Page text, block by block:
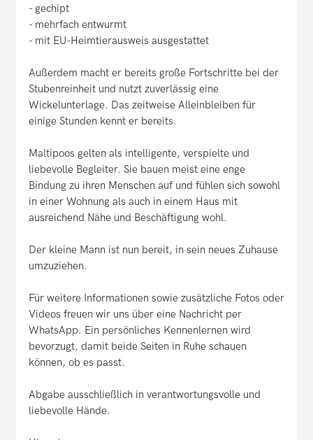
- gechipt
- mehrfach entwurmt
- mit EU-Heimtierausweis ausgestattet
Außerdem macht er bereits große Fortschritte bei der
Stubenreinheit und nutzt zuverlässig eine
Wickelunterlage. Das zeitweise Alleinbleiben für
einige Stunden kennt er bereits.
Maltipoos gelten als intelligente, verspielte und
liebevolle Begleiter. Sie bauen meist eine enge
Bindung zu ihren Menschen auf und fühlen sich sowohl
in einer Wohnung als auch in einem Haus mit
ausreichend Nähe und Beschäftigung wohl.
Der kleine Mann ist nun bereit, in sein neues Zuhause
umzuziehen.
Für weitere Informationen sowie zusätzliche Fotos oder
Videos freuen wir uns über eine Nachricht per
WhatsApp. Ein persönliches Kennenlernen wird
bevorzugt, damit beide Seiten in Ruhe schauen
können, ob es passt.
Abgabe ausschließlich in verantwortungsvolle und
liebevolle Hände.